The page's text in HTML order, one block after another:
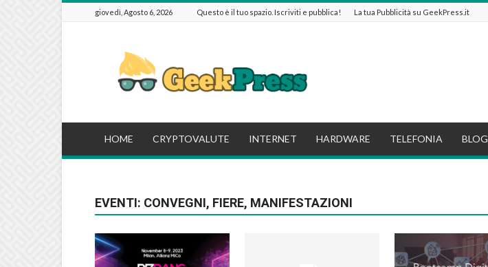
giovedì, Agosto 6, 2026 Questo è il tuo spazio. Iscriviti e pubblica! La tua Pubblicità su GeekPress.it
HOME CRYPTOVALUTE INTERNET HARDWARE TELEFONIA BLOG
EVENTI: CONVEGNI, FIERE, MANIFESTAZIONI